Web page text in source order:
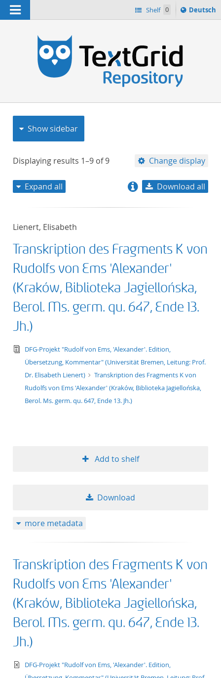
Navigation Shelf 0
Sprache
ï¿½ndern
Deutsch
Show sidebar
Displaying results 1–9 of9 Change display
title descending
format ascending
format
publication date
Expand all Download all
Lienert, Elisabeth
Transkription des Fragments K von
Rudolfs von Ems 'Alexander'
(Kraków, Biblioteka Jagiellońska,
Berol. Ms. germ. qu. 647, Ende 13.
Jh.)
text/tg.edition+tg.aggregation+xml
DFG-Projekt "Rudolf von Ems, 'Alexander'. Edition,
Übersetzung, Kommentar" (Universität Bremen, Leitung: Prof.
Dr. Elisabeth Lienert)
Transkription des Fragments K von
Rudolfs von Ems 'Alexander' (Kraków, Biblioteka Jagiellońska,
Berol. Ms. germ. qu. 647, Ende 13. Jh.)
Add to shelf
Download
more metadata
Transkription des Fragments K von
Rudolfs von Ems 'Alexander'
(Kraków, Biblioteka Jagiellońska,
Berol. Ms. germ. qu. 647, Ende 13.
Jh.)
text/xml
DFG-Projekt "Rudolf von Ems, 'Alexander'. Edition,